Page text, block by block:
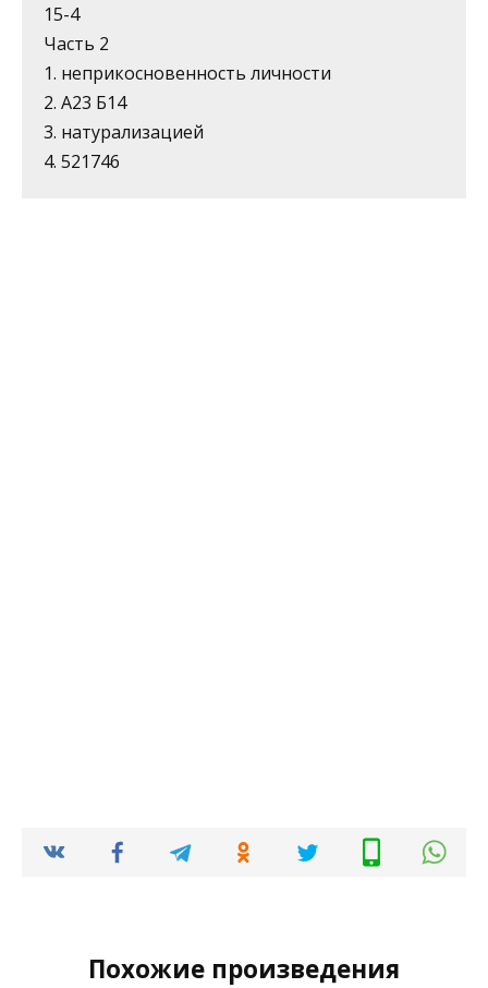
15-4
Часть 2
1. неприкосновенность личности
2. А23 Б14
3. натурализацией
4. 521746
Похожие произведения